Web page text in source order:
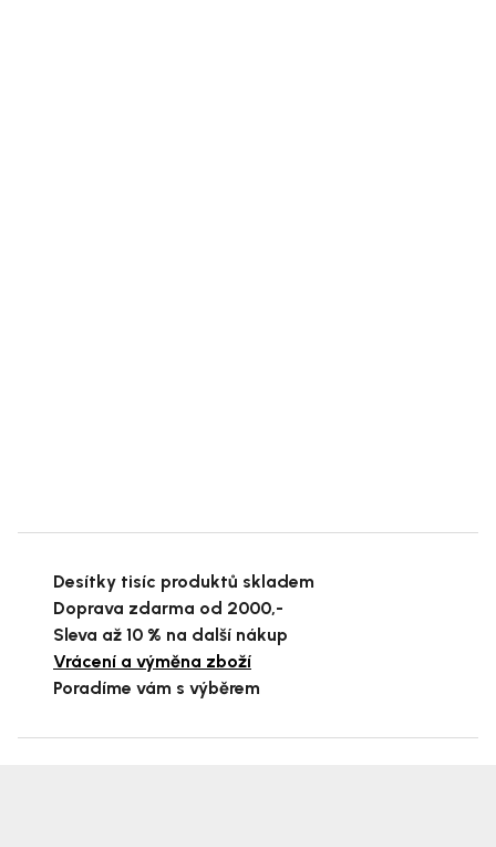
Desítky tisíc produktů skladem
Doprava zdarma od 2000,-
Sleva až 10 % na další nákup
Vrácení a výměna zboží
Poradíme vám s výběrem